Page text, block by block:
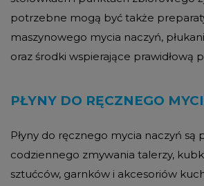
potrzebne mogą być także
maszynowego mycia naczyń,
oraz środki wspierające prawidłową
PŁYNY DO RĘCZNEGO
Płyny do ręcznego mycia naczyń są
codziennego zmywania talerzy,
sztućców, garnków i akcesoriów